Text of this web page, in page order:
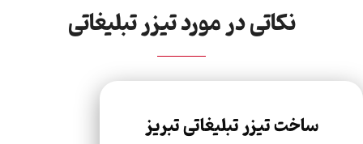
نکاتی در مورد تیزر تبلیغاتی
ساخت تیزر تبلیغاتی تبریز